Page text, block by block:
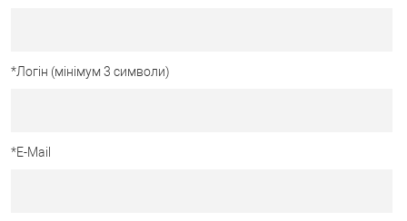
*Логін (мінімум 3 символи)
*E-Mail